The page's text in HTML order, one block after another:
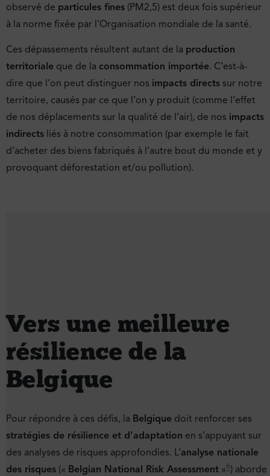
observé de particules fines (PM2,5) est deux fois supérieur
à la norme fixée par l’Organisation mondiale de la santé.
Ces dépassements résultent autant de la production
territoriale que de la consommation importée. C’est-à-
dire que l’on peut distinguer nos impacts directs sur notre
territoire, causés par ce que l’on y produit (comme l’effet
de nos déplacements sur la qualité de l’air), de nos impacts
indirects liés à notre consommation (par exemple le fait
d’acheter des biens fabriqués à l’autre bout du monde et y
provoquant déforestation et/ou pollution).
Vers une meilleure
résilience de la
Belgique
Pour répondre à ces défis, la Belgique doit renforcer ses
stratégies de résilience et d’adaptation en s’appuyant sur
des analyses de risques approfondies. L’analyse nationale
des risques (« Belgian National Risk Assessment »6) aborde